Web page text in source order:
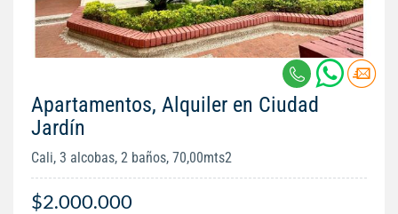
Apartamentos, Alquiler en Ciudad
Jardín
Cali, 3 alcobas, 2 baños, 70,00mts2
$2.000.000